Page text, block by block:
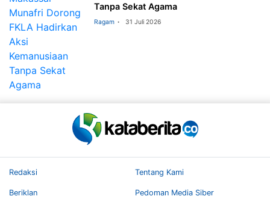
Tanpa Sekat Agama
Ragam 31 Juli 2026
Redaksi Tentang Kami
Beriklan Pedoman Media Siber